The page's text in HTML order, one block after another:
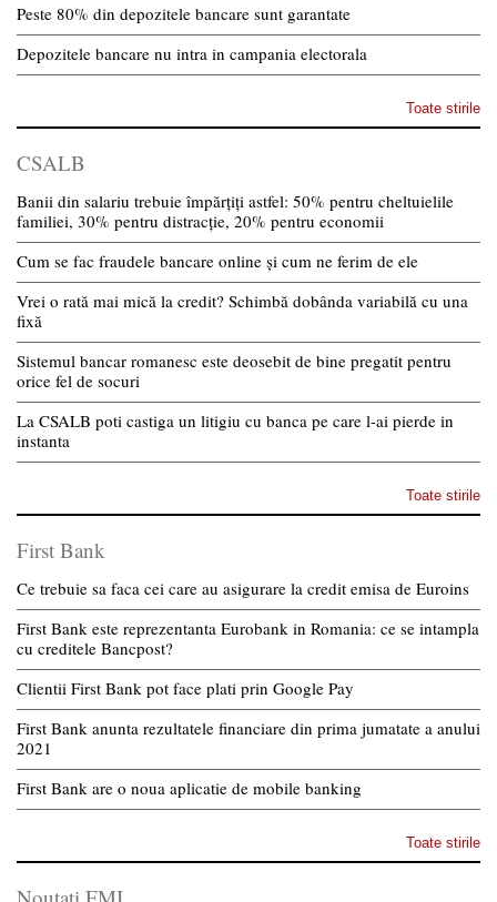
Peste 80% din depozitele bancare sunt garantate
Depozitele bancare nu intra in campania electorala
Toate stirile
CSALB
Banii din salariu trebuie împărțiți astfel: 50% pentru cheltuielile
familiei, 30% pentru distracție, 20% pentru economii
Cum se fac fraudele bancare online și cum ne ferim de ele
Vrei o rată mai mică la credit? Schimbă dobânda variabilă cu una
fixă
Sistemul bancar romanesc este deosebit de bine pregatit pentru
orice fel de socuri
La CSALB poti castiga un litigiu cu banca pe care l-ai pierde in
instanta
Toate stirile
First Bank
Ce trebuie sa faca cei care au asigurare la credit emisa de Euroins
First Bank este reprezentanta Eurobank in Romania: ce se intampla
cu creditele Bancpost?
Clientii First Bank pot face plati prin Google Pay
First Bank anunta rezultatele financiare din prima jumatate a anului
2021
First Bank are o noua aplicatie de mobile banking
Toate stirile